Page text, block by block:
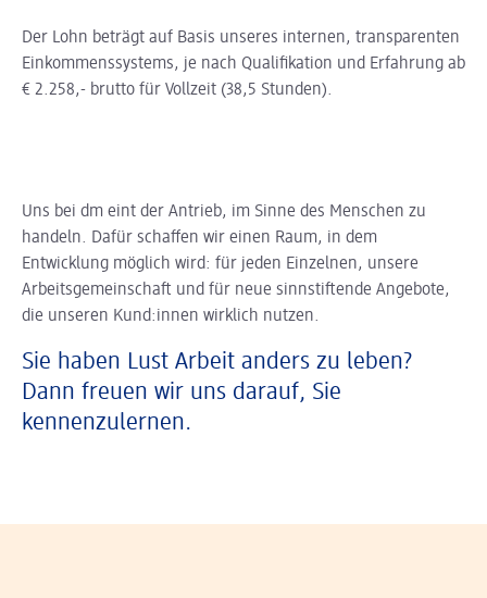
Der Lohn beträgt auf Basis unseres internen, transparenten
Einkommenssystems, je nach Qualifikation und Erfahrung ab
€ 2.258,- brutto für Vollzeit (38,5 Stunden).
Uns bei dm eint der Antrieb, im Sinne des Menschen zu
handeln. Dafür schaffen wir einen Raum, in dem
Entwicklung möglich wird: für jeden Einzelnen, unsere
Arbeitsgemeinschaft und für neue sinnstiftende Angebote,
die unseren Kund:innen wirklich nutzen.
Sie haben Lust Arbeit anders zu leben?
Dann freuen wir uns darauf, Sie
kennenzulernen.